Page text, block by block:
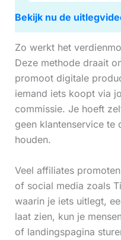
Bekijk nu de
Zo werkt het
Deze methode draait
promoot digitale
iemand iets koopt via
commissie. Je hoeft
geen klantenservice te
houden.
Veel affiliates
of social media zoals
waarin je iets uitlegt,
laat zien, kun je
of landingspagina